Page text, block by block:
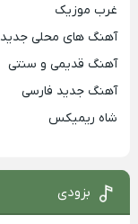
غرب موزیک
آهنگ های محلی جدید
آهنگ قدیمی و سنتی
آهنگ جدید فارسی
شاه ریمیکس
بزودی